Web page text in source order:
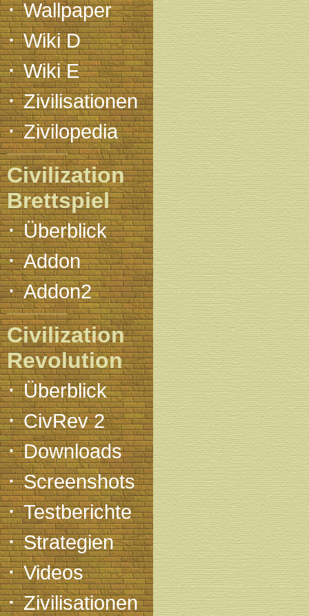
·Wallpaper
·Wiki D
·Wiki E
·Zivilisationen
·Zivilopedia
Civilization
Brettspiel
·Überblick
·Addon
·Addon2
Civilization
Revolution
·Überblick
·CivRev 2
·Downloads
·Screenshots
·Testberichte
·Strategien
·Videos
·Zivilisationen